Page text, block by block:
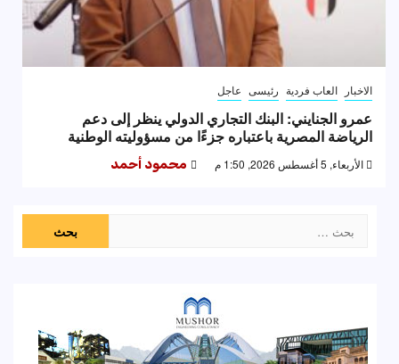
الاخبار العاب فردية رئيسى عاجل
عمرو الجنايني: البنك التجاري الدولي ينظر إلى دعم
الرياضة المصرية باعتباره جزءًا من مسؤوليته الوطنية
الأربعاء, 5 أغسطس 2026, 1:50 م محمود أحمد
عن: